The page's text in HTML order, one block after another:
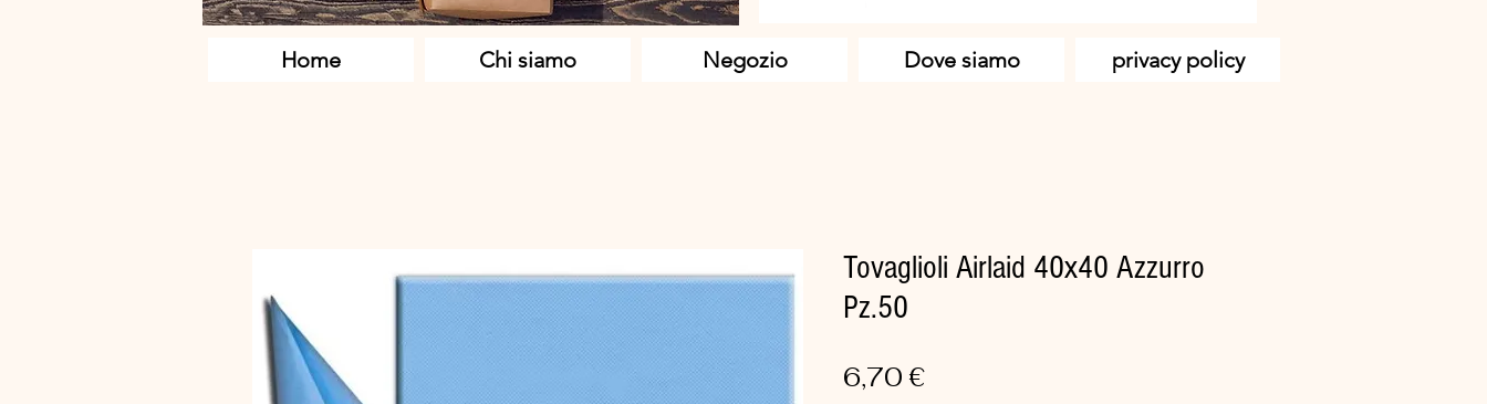
Home Chi siamo Negozio Dove siamo privacy policy
Tovaglioli Airlaid 40x40 Azzurro
Pz.50
6,70 €